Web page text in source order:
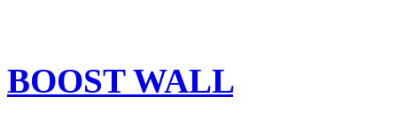
BOOST WALL